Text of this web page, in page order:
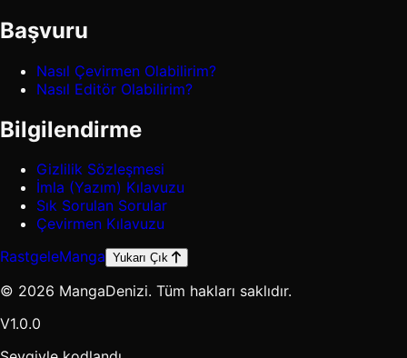
Başvuru
Nasıl Çevirmen Olabilirim?
Nasıl Editör Olabilirim?
Bilgilendirme
Gizlilik Sözleşmesi
İmla (Yazım) Kılavuzu
Sık Sorulan Sorular
Çevirmen Kılavuzu
RastgeleManga Yukarı Çık
© 2026 MangaDenizi. Tüm hakları saklıdır.
V1.0.0